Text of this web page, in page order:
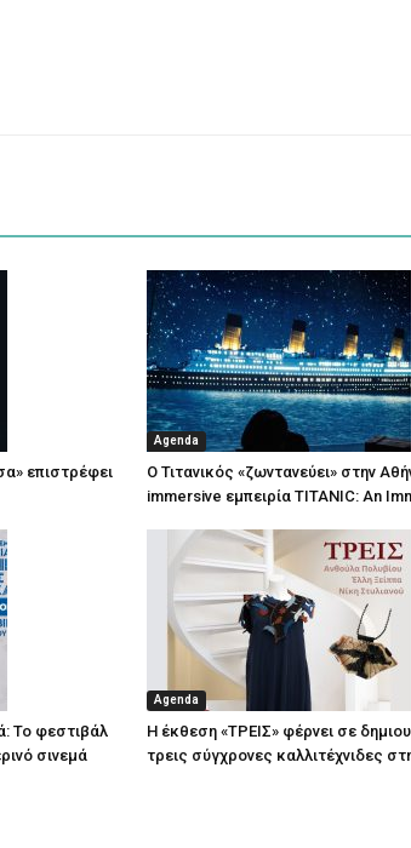
επιστρέφει
Agenda
Ο Τιτανικός «ζωντανεύει» στην
immersive εμπειρία TITANIC: An
Το φεστιβάλ
σινεμά
Agenda
Η έκθεση «ΤΡΕΙΣ» φέρνει σε
τρεις σύγχρονες καλλιτέχνιδες